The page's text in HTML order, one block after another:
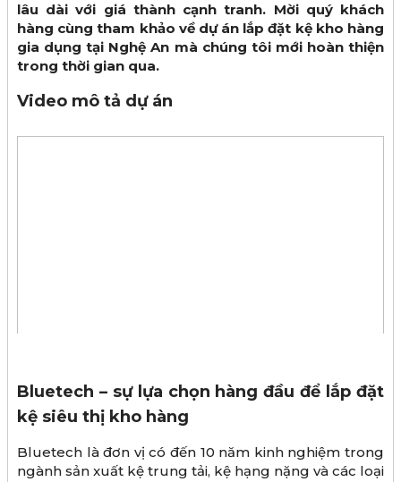
lâu dài với giá thành cạnh tranh. Mời quý khách
hàng cùng tham khảo về dự án lắp đặt kệ kho hàng
gia dụng tại Nghệ An mà chúng tôi mới hoàn thiện
trong thời gian qua.
Video mô tả dự án
Bluetech – sự lựa chọn hàng đầu để lắp đặt
kệ siêu thị kho hàng
Bluetech là đơn vị có đến 10 năm kinh nghiệm trong
ngành sản xuất kệ trung tải, kệ hạng nặng và các loại